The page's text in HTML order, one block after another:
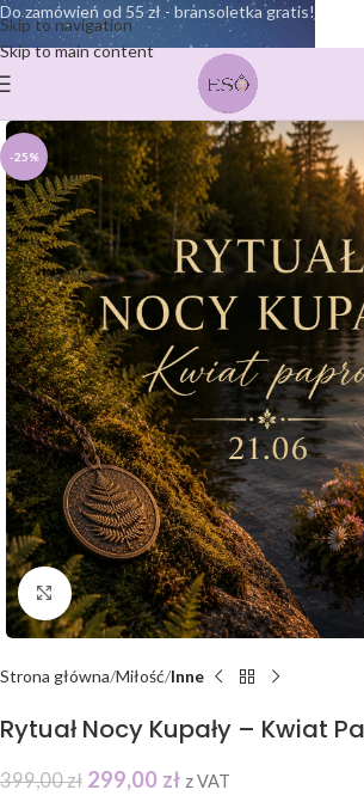
Skip to navigation
Skip to main content
-25%
Click to enlarge
Strona główna Miłość Inne
Rytuał Nocy Kupały – Kwiat
399,00zł 299,00 zł z VAT
Do zamówień od 55 zł - bransoletka gratis!